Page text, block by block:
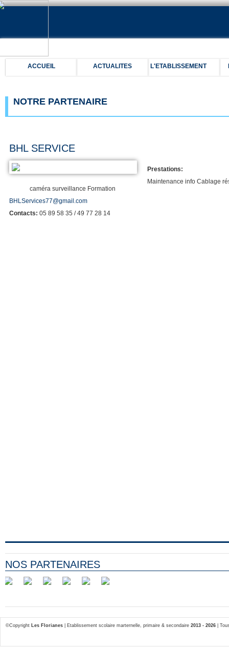
ACCUEIL ACTUALITES L'ETABLISSEMENT
NOTRE PARTENAIRE
BHL SERVICE
Prestations:
Maintenance info Cablage
caméra surveillance Formation
BHLServices77@gmail.com
Contacts: 05 89 58 35 / 49 77 28 14
NOS PARTENAIRES
©Copyright Les Florianes | Etablissement scolaire marternelle, primaire & secondaire 2013 - 2026 |